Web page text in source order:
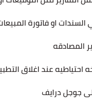
او فاتورة
المصادقه
احتياطيه عند اغلاق
جوجل درايف